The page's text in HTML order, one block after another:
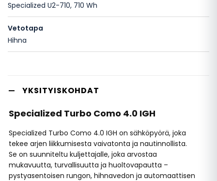
Specialized U2-710, 710 Wh
Vetotapa
Hihna
YKSITYISKOHDAT
Specialized Turbo Como 4.0 IGH
Specialized Turbo Como 4.0 IGH on sähköpyörä, joka
tekee arjen liikkumisesta vaivatonta ja nautinnollista.
Se on suunniteltu kuljettajalle, joka arvostaa
mukavuutta, turvallisuutta ja huoltovapautta –
pystyasentoisen rungon, hihnavedon ja automaattisen